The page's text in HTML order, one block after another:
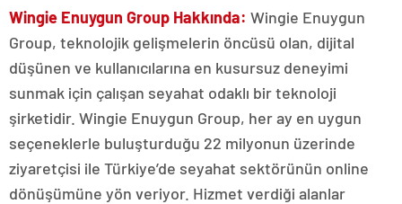
Wingie Enuygun Group Hakkında: Wingie Enuygun
Group, teknolojik gelişmelerin öncüsü olan, dijital
düşünen ve kullanıcılarına en kusursuz deneyimi
sunmak için çalışan seyahat odaklı bir teknoloji
şirketidir. Wingie Enuygun Group, her ay en uygun
seçeneklerle buluşturduğu 22 milyonun üzerinde
ziyaretçisi ile Türkiye’de seyahat sektörünün online
dönüşümüne yön veriyor. Hizmet verdiği alanlar